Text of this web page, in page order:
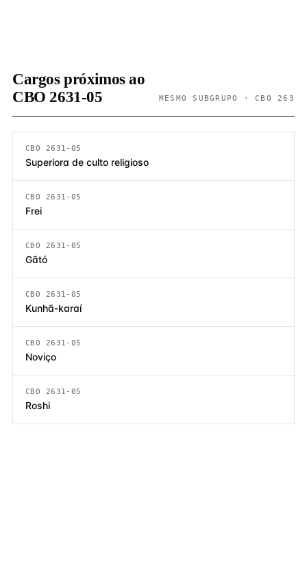
Cargos próximos ao
CBO 2631-05
MESMO SUBGRUPO · CBO 263
CBO 2631-05
Superiora de culto religioso
CBO 2631-05
Frei
CBO 2631-05
Gãtó
CBO 2631-05
Kunhã-karaí
CBO 2631-05
Noviço
CBO 2631-05
Roshi